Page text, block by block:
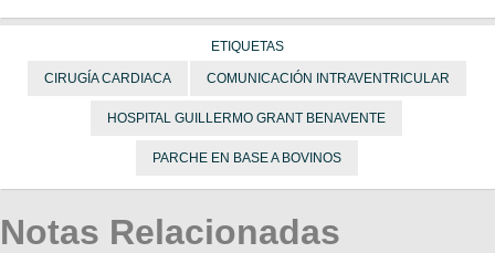
ETIQUETAS
CIRUGÍA CARDIACA COMUNICACIÓN INTRAVENTRICULAR
HOSPITAL GUILLERMO GRANT BENAVENTE
PARCHE EN BASE A BOVINOS
Notas Relacionadas